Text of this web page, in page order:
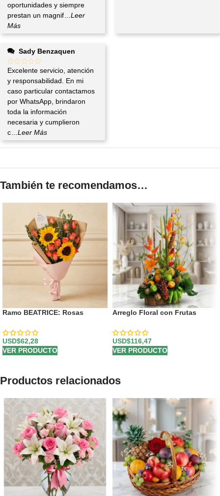
oportunidades y siempre
prestan un magnif
...Leer
Más
Sady Benzaquen
Excelente servicio, atención
y responsabilidad. En mi
caso particular contactamos
por WhatsApp, brindaron
toda la información
necesaria y cumplieron
c
...Leer Más
También te recomendamos…
Ramo BEATRICE: Rosas
Expresar tus Sentimientos 💌
USD$62,28
VER PRODUCTO
Arreglo Floral con Frutas
USD$116,47
VER PRODUCTO
Productos relacionados